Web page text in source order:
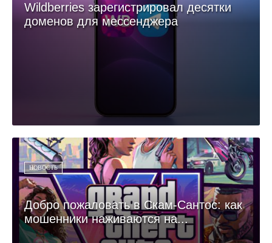
Wildberries зарегистрировал десятки
доменов для мессенджера
НОВОСТЬ
Добро пожаловать в Скам-Сантос: как
мошенники наживаются на...